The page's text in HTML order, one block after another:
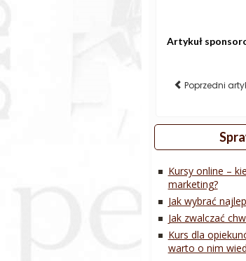
Artykuł
Poprzedni
Kursy online –
marketing?
Jak wybrać
Jak zwalczać
Kurs dla
warto o nim